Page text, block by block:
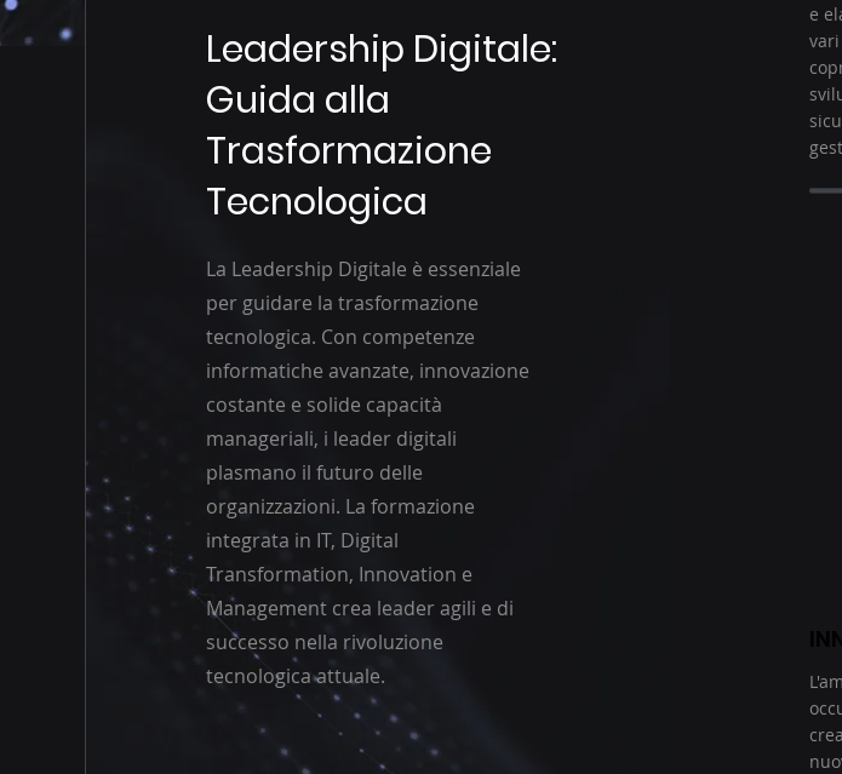
Leadership Digitale:
Guida alla
Trasformazione
Tecnologica
La Leadership Digitale è essenziale
per guidare la trasformazione
tecnologica. Con competenze
informatiche avanzate, innovazione
costante e solide capacità
manageriali, i leader digitali
plasmano il futuro delle
organizzazioni. La formazione
integrata in IT, Digital
Transformation, Innovation e
Management crea leader agili e di
successo nella rivoluzione
tecnologica attuale.
e